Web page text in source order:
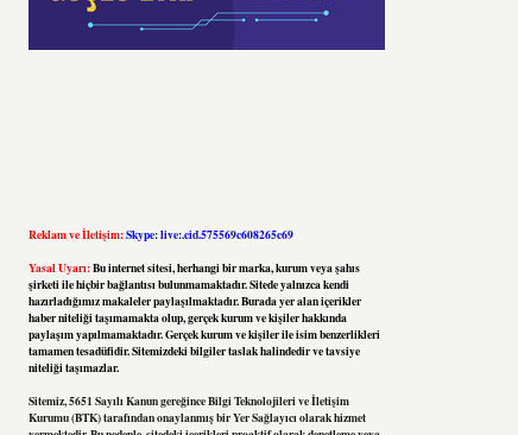
Reklam ve İletişim:Skype: live:.cid.575569c608265c69
Yasal Uyarı:Bu internet sitesi, herhangi bir marka, kurum veya şahıs
şirketi ile hiçbir bağlantısı bulunmamaktadır. Sitede yalnızca kendi
hazırladığımız makaleler paylaşılmaktadır. Burada yer alan içerikler
haber niteliği taşımamakta olup, gerçek kurum ve kişiler hakkında
paylaşım yapılmamaktadır. Gerçek kurum ve kişiler ile isim benzerlikleri
tamamen tesadüfidir. Sitemizdeki bilgiler taslak halindedir ve tavsiye
niteliği taşımazlar.
Sitemiz, 5651 Sayılı Kanun gereğince Bilgi Teknolojileri ve İletişim
Kurumu (BTK) tarafından onaylanmış bir Yer Sağlayıcı olarak hizmet